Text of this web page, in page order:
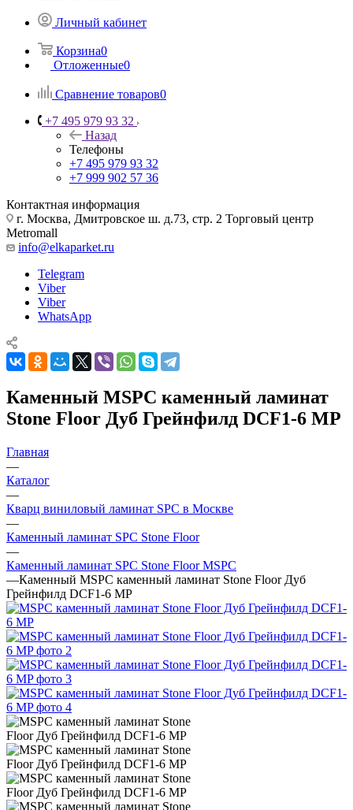
Личный кабинет
Корзина0
Отложенные0
Сравнение товаров0
+7 495 979 93 32
Назад
Телефоны
+7 495 979 93 32
+7 999 902 57 36
Контактная информация
г. Москва, Дмитровское ш. д.73, стр. 2 Торговый центр
Metromall
info@elkaparket.ru
Telegram
Viber
Viber
WhatsApp
Каменный MSPC каменный ламинат
Stone Floor Дуб Грейнфилд DCF1-6 MP
Главная
—
Каталог
—
Кварц виниловый ламинат SPC в Москве
—
Каменный ламинат SPC Stone Floor
—
Каменный ламинат SPC Stone Floor MSPC
—Каменный MSPC каменный ламинат Stone Floor Дуб
Грейнфилд DCF1-6 MP